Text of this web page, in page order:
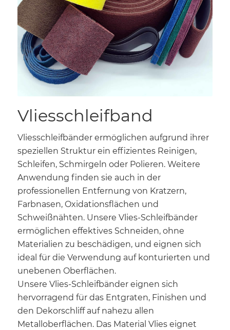
Vliesschleifband
Vliesschleifbänder ermöglichen aufgrund ihrer
speziellen Struktur ein effizientes Reinigen,
Schleifen, Schmirgeln oder Polieren. Weitere
Anwendung finden sie auch in der
professionellen Entfernung von Kratzern,
Farbnasen, Oxidationsflächen und
Schweißnähten. Unsere Vlies-Schleifbänder
ermöglichen effektives Schneiden, ohne
Materialien zu beschädigen, und eignen sich
ideal für die Verwendung auf konturierten und
unebenen Oberflächen.
Unsere Vlies-Schleifbänder eignen sich
hervorragend für das Entgraten, Finishen und
den Dekorschliff auf nahezu allen
Metalloberflächen. Das Material Vlies eignet